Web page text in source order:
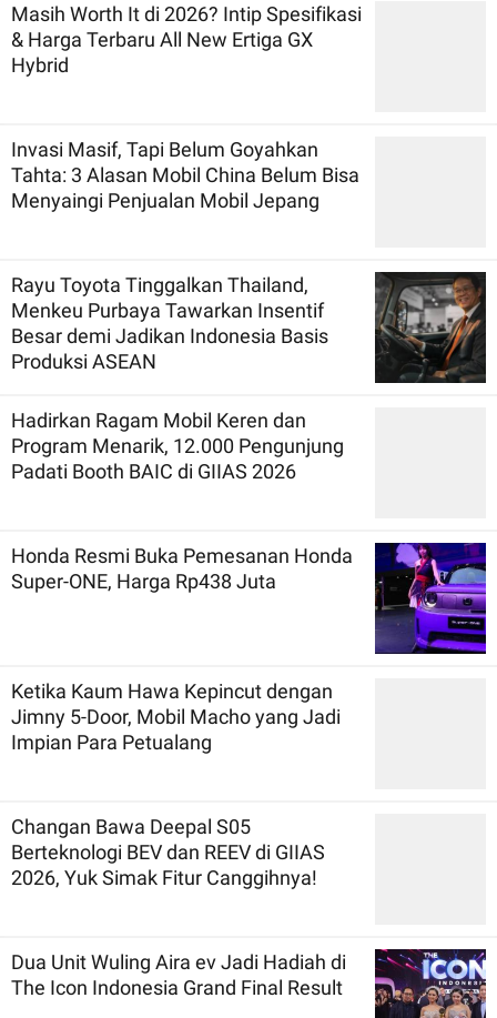
Masih Worth It di 2026? Intip Spesifikasi
& Harga Terbaru All New Ertiga GX
Hybrid
Invasi Masif, Tapi Belum Goyahkan
Tahta: 3 Alasan Mobil China Belum Bisa
Menyaingi Penjualan Mobil Jepang
Rayu Toyota Tinggalkan Thailand,
Menkeu Purbaya Tawarkan Insentif
Besar demi Jadikan Indonesia Basis
Produksi ASEAN
Hadirkan Ragam Mobil Keren dan
Program Menarik, 12.000 Pengunjung
Padati Booth BAIC di GIIAS 2026
Honda Resmi Buka Pemesanan Honda
Super-ONE, Harga Rp438 Juta
Ketika Kaum Hawa Kepincut dengan
Jimny 5-Door, Mobil Macho yang Jadi
Impian Para Petualang
Changan Bawa Deepal S05
Berteknologi BEV dan REEV di GIIAS
2026, Yuk Simak Fitur Canggihnya!
Dua Unit Wuling Aira ev Jadi Hadiah di
The Icon Indonesia Grand Final Result